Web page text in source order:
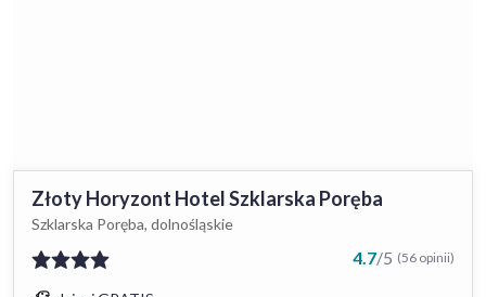
Złoty Horyzont Hotel Szklarska Poręba
Szklarska Poręba, dolnośląskie
4.7/5 (56 opinii)